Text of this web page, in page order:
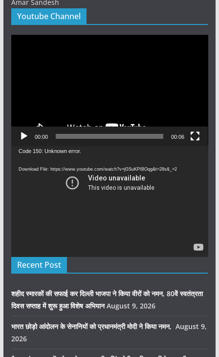
Amar Sandesh
Youtube Channel
00:00 00:06
Video
Code 150: Unknown error.
Download File: https://www.youtube.com/watch?v=jGSuKPIBOqg&t=28s&_=2
Recent Post
शहीद स्मारकों की सफाई कर दिल्ली भाजपा ने किया वीरों को नमन, 80वें स्वतंत्रता
दिवस सप्ताह में शुरू हुआ विशेष अभियान August 9, 2026
भारत छोड़ो आंदोलन के सेनानियों को प्रधानमंत्री मोदी ने किया नमन, August 9,
2026